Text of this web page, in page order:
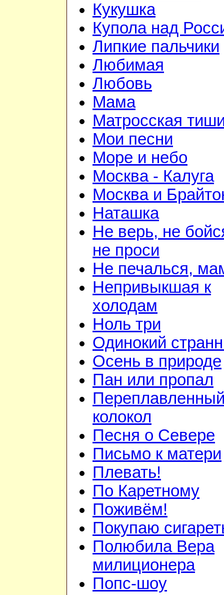
Кукушка
Купола над
Липкие пальчики
Любимая
Любовь
Мама
Матросская
Мои песни
Море и небо
Москва - Калуга
Москва и
Наташка
Не верь, не
не проси
Не печалься,
Непривыкшая к
холодам
Ноль три
Одинокий
Осень в природе
Пан или пропал
колокол
Песня о Севере
Письмо к матери
Плевать!
По Каретному
Поживём!
Покупаю
Полюбила Вера
милиционера
Попс-шоу